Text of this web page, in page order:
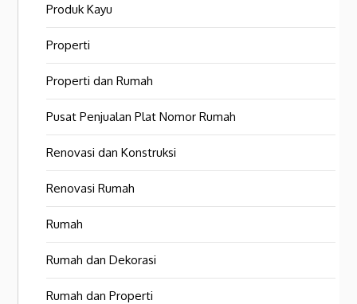
Produk Kayu
Properti
Properti dan Rumah
Pusat Penjualan Plat Nomor Rumah
Renovasi dan Konstruksi
Renovasi Rumah
Rumah
Rumah dan Dekorasi
Rumah dan Properti